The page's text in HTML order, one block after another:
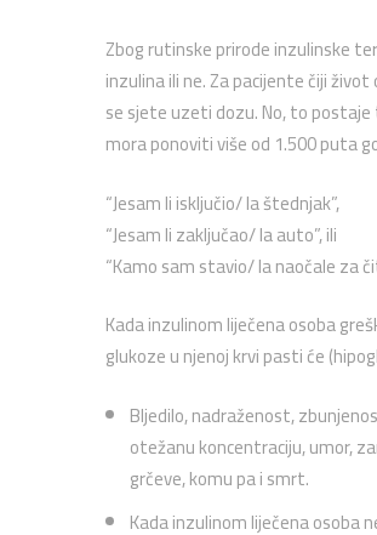
Zbog rutinske prirode inzulinske
inzulina ili ne. Za pacijente čiji
se sjete uzeti dozu. No, to
mora ponoviti više od 1.500 puta
“Jesam li isključio/ la štednjak”,
“Jesam li zaključao/ la auto”, ili
“Kamo sam stavio/ la naočale za
Kada inzulinom liječena osoba
glukoze u njenoj krvi pasti će
Bljedilo, nadraženost,
otežanu koncentraciju, umor,
grčeve, komu pa i smrt.
Kada inzulinom liječena osoba